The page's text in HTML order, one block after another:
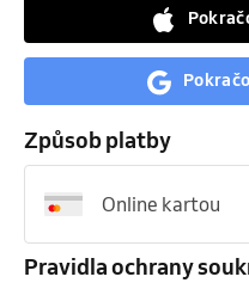
Způsob platby
Online kartou
Pravidla ochrany